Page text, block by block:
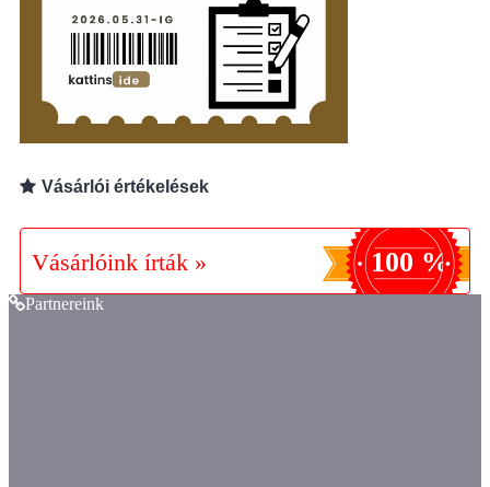
Vásárlói értékelések
Vásárlóink írták » 100 %
Partnereink